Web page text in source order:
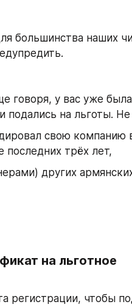
большинства наших
говоря, у вас уже
на льготы. Не
свою компанию
последних трёх лет,
других
на льготное
регистрации, чтобы